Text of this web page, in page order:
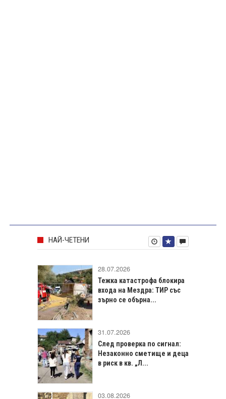
НАЙ-ЧЕТЕНИ
28.07.2026
Тежка катастрофа блокира
входа на Мездра: ТИР със
зърно се обърна...
31.07.2026
След проверка по сигнал:
Незаконно сметище и деца
в риск в кв. „Л...
03.08.2026